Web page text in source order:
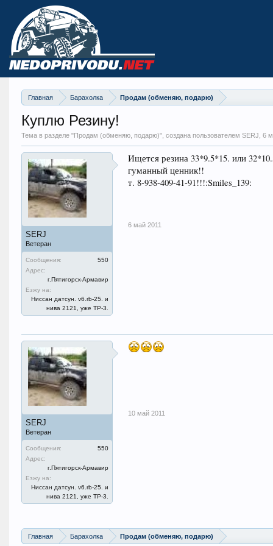
Главная Барахолка Продам (обменяю, подарю)
Куплю Резину!
Тема в разделе "Продам (обменяю, подарю)", создана пользователем SERJ, 6
SERJ
Ветеран
Сообщения:
550
Адрес:
г.Пятигорск-Армавир
Езжу на:
Ниссан датсун. v6.rb-25. и
нива 2121, уже ТР-3.
Ищется резина 33*9.5*15. или
гуманный ценник!!
т. 8-938-409-41-91!!!:Smiles_139:
6 май 2011
SERJ
Ветеран
Сообщения:
550
Адрес:
г.Пятигорск-Армавир
Езжу на:
Ниссан датсун. v6.rb-25. и
нива 2121, уже ТР-3.
10 май 2011
Главная Барахолка Продам (обменяю, подарю)